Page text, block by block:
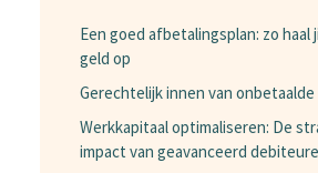
Een goed afbetalingsplan: zo haal
geld op
Gerechtelijk innen van
Werkkapitaal optimaliseren: De
impact van geavanceerd